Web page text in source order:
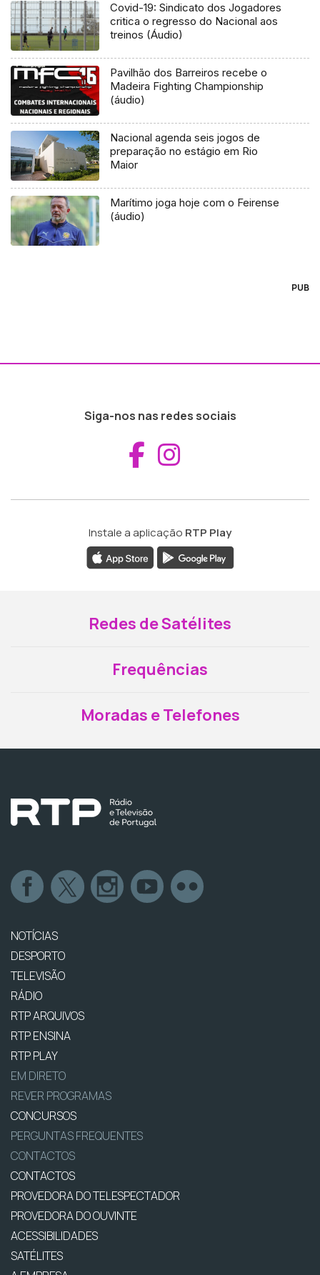
Covid-19: Sindicato dos Jogadores
critica o regresso do Nacional aos
treinos (Áudio)
Pavilhão dos Barreiros recebe o
Madeira Fighting Championship
(áudio)
Nacional agenda seis jogos de
preparação no estágio em Rio
Maior
Marítimo joga hoje com o Feirense
(áudio)
PUB
Siga-nos nas redes sociais
Aceder ao
Instale a aplicação RTP Play
Redes de Satélites
Frequências
Moradas e Telefones
NOTÍCIAS
DESPORTO
TELEVISÃO
RÁDIO
RTP ARQUIVOS
RTP ENSINA
RTP PLAY
EM DIRETO
REVER PROGRAMAS
CONCURSOS
PERGUNTAS FREQUENTES
CONTACTOS
CONTACTOS
PROVEDORA DO TELESPECTADOR
PROVEDORA DO OUVINTE
ACESSIBILIDADES
SATÉLITES